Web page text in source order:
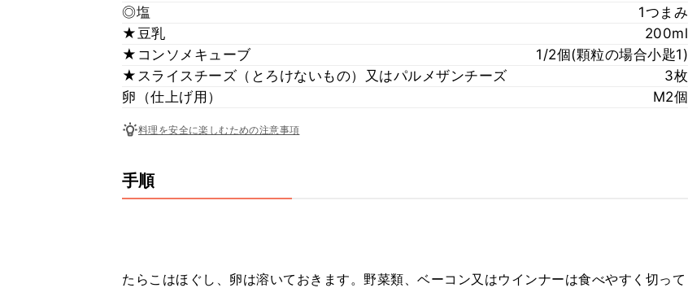
◎塩
1つまみ
★豆乳
200ml
★コンソメキューブ
1/2個(顆粒の場合小匙1)
★スライスチーズ（とろけないもの）又はパルメザンチーズ
3枚
卵（仕上げ用）
M2個
料理を安全に楽しむための注意事項
手順
たらこはほぐし、卵は溶いておきます。野菜類、ベーコン又はウインナーは食べやすく切って